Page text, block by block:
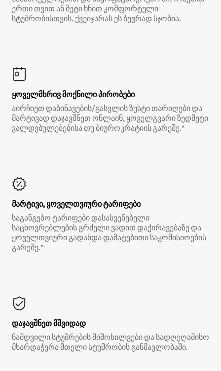
ერთი თვით ან მეტი ხნით კომფორტული
სტუმრობისთვის. ქვეიჯარას ეს ბევრად სჯობია.
ყოველმხრივ მოქნილი პირობები
აირჩიეთ დაბინავების/გასვლის ზუსტი თარიღები და
მარტივად დაჯავშნეთ ონლაინ, ყოველგვარი ზედმეტი
ვალდებულებებისა თუ ბიუროკრატიის გარეშე.*
მარტივი, ყოველთვიური ტარიფები
საგანგებო ტარიფები დასასვენებელი
საცხოვრებლების გრძელი ვადით დაქირავებაზე და
ყოველთვიური გადახდა დამატებითი საკომისიოების
გარეშე.*
დაჯავშნეთ მშვიდად
ნამდვილი სტუმრების მიმოხილვები და სადღეღამისო
მხარდაჭერა მთელი სტუმრობის განმავლობაში.